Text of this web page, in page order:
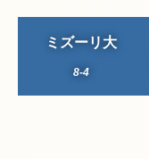
ミズーリ大
8-4